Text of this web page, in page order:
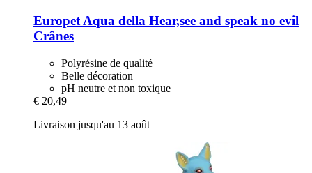
Europet Aqua della Hear,see and speak no evil
Crânes
Polyrésine de qualité
Belle décoration
pH neutre et non toxique
€ 20,49
Livraison jusqu'au 13 août